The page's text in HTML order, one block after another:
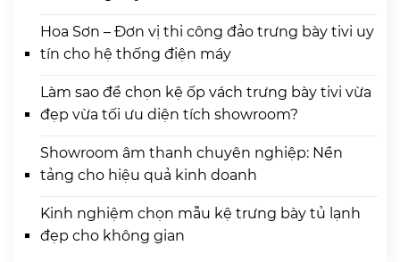
Hoa Sơn – Đơn vị thi công đảo trưng bày tivi uy
tín cho hệ thống điện máy
Làm sao để chọn kệ ốp vách trưng bày tivi vừa
đẹp vừa tối ưu diện tích showroom?
Showroom âm thanh chuyên nghiệp: Nền
tảng cho hiệu quả kinh doanh
Kinh nghiệm chọn mẫu kệ trưng bày tủ lạnh
đẹp cho không gian